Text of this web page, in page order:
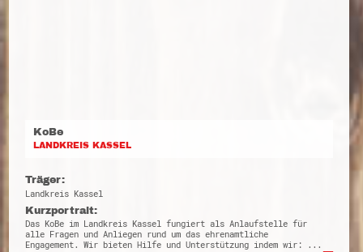
KoBe
LANDKREIS KASSEL
Träger:
Landkreis Kassel
Kurzportrait:
Das KoBe im Landkreis Kassel fungiert als Anlaufstelle für
alle Fragen und Anliegen rund um das ehrenamtliche
Engagement. Wir bieten Hilfe und Unterstützung indem wir: ...